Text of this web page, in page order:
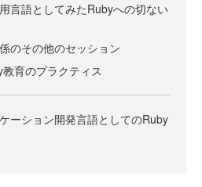
言語としてみたRubyへの切ない
のその他のセッション
教育のプラクティス
ーション開発言語としてのRuby